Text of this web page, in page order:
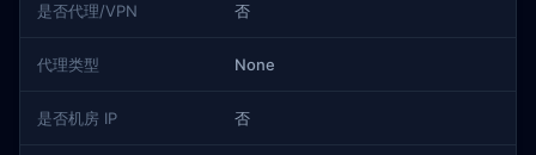
是否代理/VPN 否
代理类型 None
是否机房 IP 否